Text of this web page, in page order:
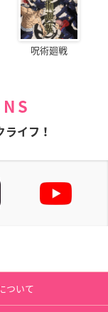
呪術廻戦
ライフ！
ついて